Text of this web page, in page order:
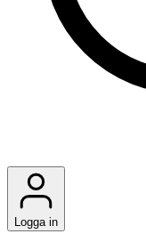
Logga in